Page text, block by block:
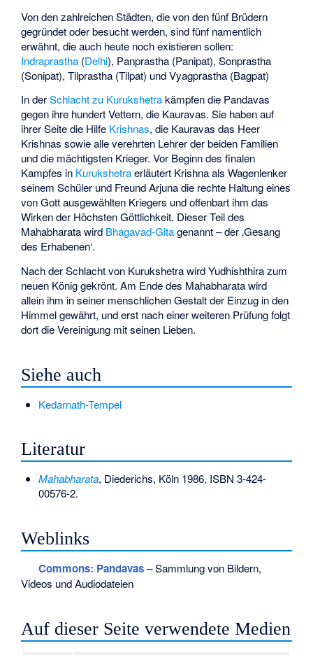
Von den zahlreichen Städten, die von den fünf Brüdern
gegründet oder besucht werden, sind fünf namentlich
erwähnt, die auch heute noch existieren sollen:
Indraprastha (Delhi), Panprastha (Panipat), Sonprastha
(Sonipat), Tilprastha (Tilpat) und Vyagprastha (Bagpat)
In derSchlacht zu Kurukshetrakämpfen die Pandavas
gegen ihre hundert Vettern, die Kauravas. Sie haben auf
ihrer Seite die Hilfe Krishnas, die Kauravas das Heer
Krishnas sowie alle verehrten Lehrer der beiden Familien
und die mächtigsten Krieger. Vor Beginn des finalen
Kampfes in Kurukshetraerläutert Krishna als Wagenlenker
seinem Schüler und Freund Arjuna die rechte Haltung eines
von Gott ausgewählten Kriegers und offenbart ihm das
Wirken der Höchsten Göttlichkeit. Dieser Teil des
Mahabharata wird Bhagavad-Gitagenannt – der ‚Gesang
des Erhabenen‘.
Nach der Schlacht von Kurukshetra wird Yudhishthira zum
neuen König gekrönt. Am Ende des Mahabharata wird
allein ihm in seiner menschlichen Gestalt der Einzug in den
Himmel gewährt, und erst nach einer weiteren Prüfung folgt
dort die Vereinigung mit seinen Lieben.
Siehe auch
Kedarnath-Tempel
Literatur
Mahabharata, Diederichs, Köln 1986, ISBN 3-424-
00576-2.
Weblinks
Commons: Pandavas– Sammlung von Bildern,
Videos und Audiodateien
Auf dieser Seite verwendete Medien